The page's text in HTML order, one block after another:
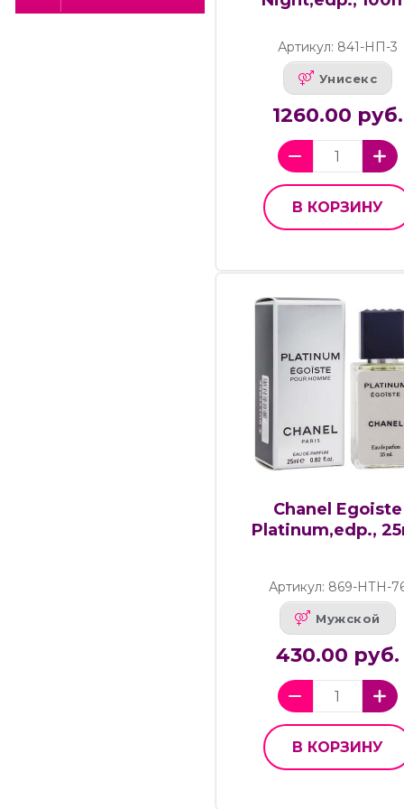
Артикул: 841-НП-3
Унисекс
1260.00 руб.
В КОРЗИНУ
Chanel Egoiste
Platinum,edp.,
Артикул: 869-НТН-
Мужской
430.00 руб.
В КОРЗИНУ